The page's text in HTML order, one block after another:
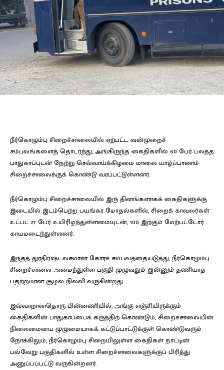
நீர்கொழும்பு சிறைச்சாலையில் ஏற்பட்ட வன்முறைச்
சம்பவங்களைத் தொடர்ந்து, அங்கிருந்த கைதிகளில் 60 பேர் பலத்த
பாதுகாப்புடன் நேற்று செவ்வாய்க்கிழமை மாலை யாழ்ப்பாணம்
சிறைச்சாலைக்குக் கொண்டு வரப்பட்டுள்ளனர்.
நீர்கொழும்பு சிறைச்சாலையில் இரு தினங்களாகக் கைதிகளுக்கு
இடையில் இடம்பெற்ற பயங்கர மோதல்களில், சிறைக் காவலர்கள்
உட்பட 27 பேர் உயிரிழந்துள்ளமையுடன், 100 இற்கும் மேற்பட்டோர்
காயமடைந்துள்ளனர்.
இந்தத் துரதிர்ஷ்டவசமான கோரச் சம்பவத்தையடுத்து, நீர்கொழும்பு
சிறைச்சாலை அமைந்துள்ள பகுதி முழுவதும் இன்னும் தணியாத
பதற்றமான சூழல் நிலவி வருகின்றது.
இவ்வாறானதொரு பின்னணியில், அங்கு எஞ்சியிருக்கும்
கைதிகளின் பாதுகாப்பைக் கருத்திற் கொண்டும், சிறைச்சாலையின்
நிலைமையை முழுமையாகக் கட்டுப்பாட்டுக்குள் கொண்டுவரும்
நோக்கிலும், நீர்கொழும்பு சிறையிலுள்ள கைதிகள் நாட்டின்
பல்வேறு பகுதிகளில் உள்ள சிறைச்சாலைகளுக்குப் பிரித்து
அனுப்பப்பட்டு வருகின்றனர்.